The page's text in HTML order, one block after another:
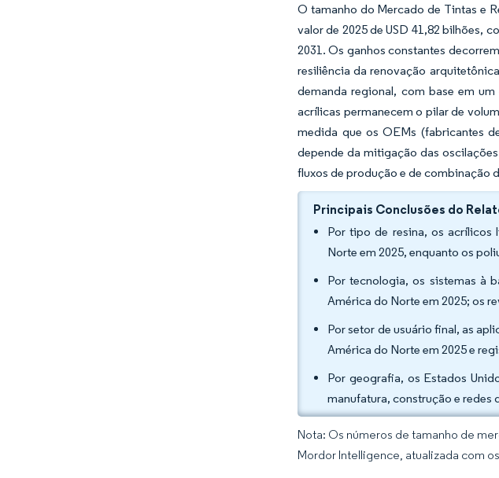
O tamanho do Mercado de Tintas e
valor de 2025 de USD 41,82 bilhões,
2031. Os ganhos constantes
resiliência da renovação
demanda regional, com base em
acrílicas permanecem o pilar de
medida que os OEMs (fabricantes
depende da mitigação das
fluxos de produção e de combinação
Principais Conclusões do
Por tipo de resina, os acrílicos
Norte em 2025, enquanto os
Por tecnologia, os sistemas à
América do Norte em 2025; os
Por setor de usuário final, as
América do Norte em 2025 e
Por geografia, os Estados
manufatura, construção e redes
Nota: Os números de tamanho de
Mordor Intelligence, atualizada com